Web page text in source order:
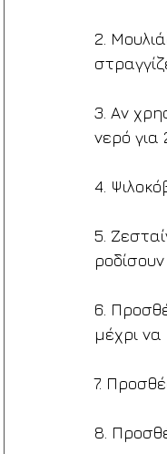
2.
3. Αν
νερό για
4.
5.
6.
μέχρι
7.
8.